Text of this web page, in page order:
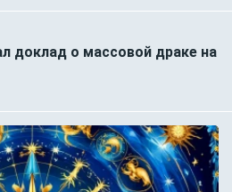
доклад о массовой драке на